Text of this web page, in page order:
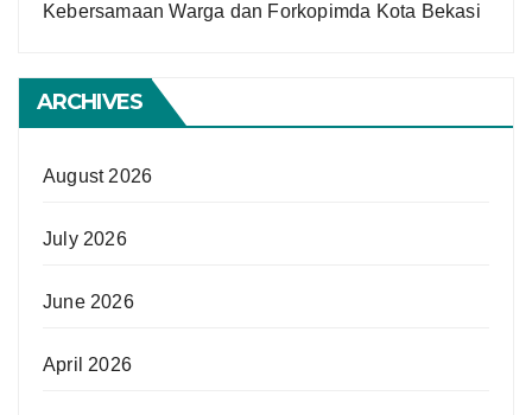
Kebersamaan Warga dan Forkopimda Kota Bekasi
ARCHIVES
August 2026
July 2026
June 2026
April 2026